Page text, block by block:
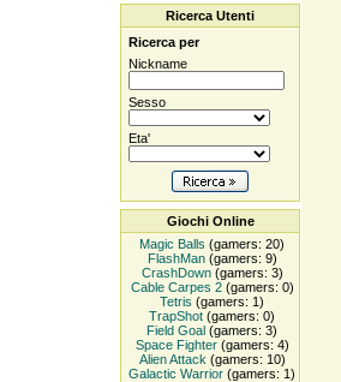
Ricerca Utenti
Ricerca per
Nickname
Sesso
Eta'
Giochi Online
Magic Balls (gamers: 20)
FlashMan(gamers: 9)
CrashDown(gamers: 3)
Cable Carpes 2(gamers: 0)
Tetris (gamers: 1)
TrapShot (gamers: 0)
Field Goal (gamers: 3)
Space Fighter(gamers: 4)
Alien Attack (gamers: 10)
Galactic Warrior (gamers: 1)